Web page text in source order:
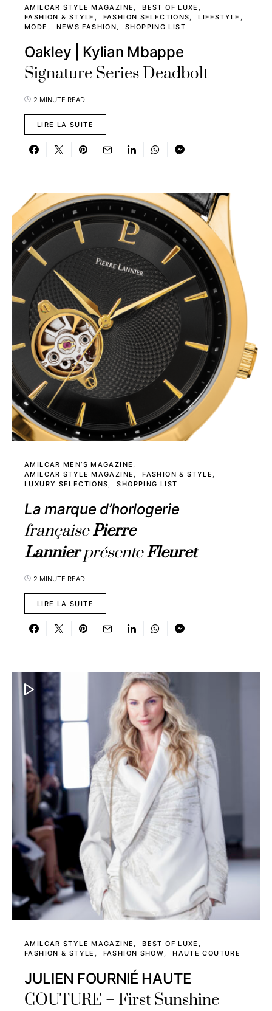
AMILCAR STYLE MAGAZINE
BEST OF LUXE
FASHION & STYLE
FASHION SELECTIONS
LIFESTYLE
MODE
NEWS FASHION SHOPPING LIST
Oakley | Kylian Mbappe
Signature Series Deadbolt
2 MINUTE READ
LIRE LA SUITE
AMILCAR MEN’S MAGAZINE
AMILCAR STYLE MAGAZINE
FASHION & STYLE
LUXURY SELECTIONS
SHOPPING LIST
La marque d’horlogerie
françaisePierre
LannierprésenteFleuret
2 MINUTE READ
LIRE LA SUITE
AMILCAR STYLE MAGAZINE
BEST OF LUXE
FASHION & STYLE
FASHION SHOW HAUTE COUTURE
JULIEN FOURNIÉ HAUTE
COUTURE – First Sunshine